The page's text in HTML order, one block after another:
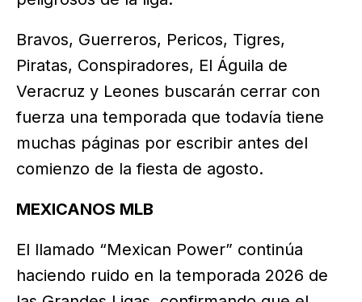
Bravos, Guerreros, Pericos, Tigres,
Piratas, Conspiradores, El Águila de
Veracruz y Leones buscarán cerrar con
fuerza una temporada que todavía tiene
muchas páginas por escribir antes del
comienzo de la fiesta de agosto.
MEXICANOS MLB
El llamado “Mexican Power” continúa
haciendo ruido en la temporada 2026 de